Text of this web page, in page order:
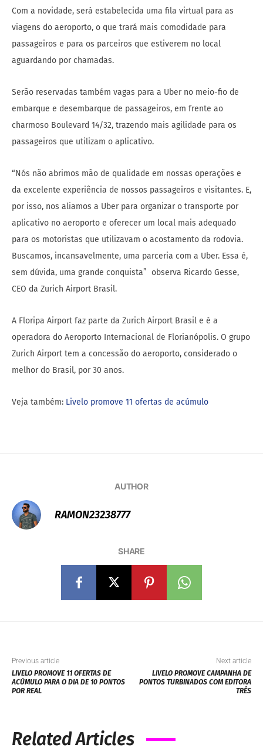
Com a novidade, será estabelecida uma fila virtual para as
viagens do aeroporto, o que trará mais comodidade para
passageiros e para os parceiros que estiverem no local
aguardando por chamadas.
Serão reservadas também vagas para a Uber no meio-fio de
embarque e desembarque de passageiros, em frente ao
charmoso Boulevard 14/32, trazendo mais agilidade para os
passageiros que utilizam o aplicativo.
“Nós não abrimos mão de qualidade em nossas operações e
da excelente experiência de nossos passageiros e visitantes. E,
por isso, nos aliamos a Uber para organizar o transporte por
aplicativo no aeroporto e oferecer um local mais adequado
para os motoristas que utilizavam o acostamento da rodovia.
Buscamos, incansavelmente, uma parceria com a Uber. Essa é,
sem dúvida, uma grande conquista” observa Ricardo Gesse,
CEO da Zurich Airport Brasil.
A Floripa Airport faz parte da Zurich Airport Brasil e é a
operadora do Aeroporto Internacional de Florianópolis. O grupo
Zurich Airport tem a concessão do aeroporto, considerado o
melhor do Brasil, por 30 anos.
Veja também: Livelo promove 11 ofertas de acúmulo
AUTHOR
RAMON23238777
SHARE
Previous article
LIVELO PROMOVE 11 OFERTAS DE
ACÚMULO PARA O DIA DE 10 PONTOS
POR REAL
Next article
LIVELO PROMOVE CAMPANHA DE
PONTOS TURBINADOS COM EDITORA
TRÊS
Related Articles